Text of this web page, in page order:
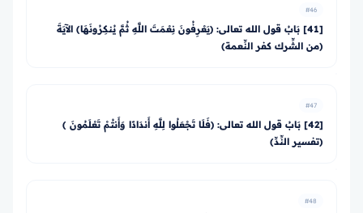
#46
[41] بَابُ قول الله تعالى: ﴿يَعْرِفُونَ نِعْمَتَ اللَّهِ ثُمَّ يُنكِرُونَهَا﴾ الآيَةَ
(من الشِّرك كفر النِّعمة)
#47
[42] بَابُ قول الله تعالى: ﴿فَلَا تَجْعَلُوا لِلَّهِ أَندَادًا وَأَنتُمْ تَعْلَمُونَ ﴾
(تفسير النِّدِّ)
#48